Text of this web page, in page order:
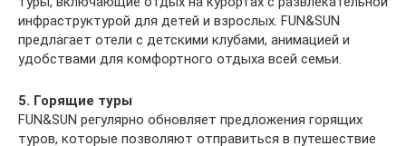
инфраструктурой для детей и взрослых. FUN&SUN
предлагает отели с детскими клубами, анимацией и
удобствами для комфортного отдыха всей семьи.
5. Горящие туры
FUN&SUN регулярно обновляет предложения горящих
туров, которые позволяют отправиться в путешествие